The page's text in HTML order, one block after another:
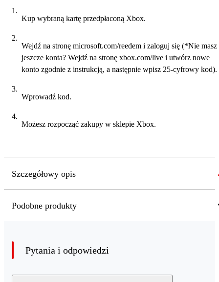
Kup wybraną kartę przedpłaconą Xbox.
Wejdź na stronę microsoft.com/reedem i zaloguj się (*Nie masz
jeszcze konta? Wejdź na stronę xbox.com/live i utwórz nowe
konto zgodnie z instrukcją, a następnie wpisz 25-cyfrowy kod).
Wprowadź kod.
Możesz rozpocząć zakupy w sklepie Xbox.
Szczegółowy opis
Podobne produkty
Pytania i odpowiedzi